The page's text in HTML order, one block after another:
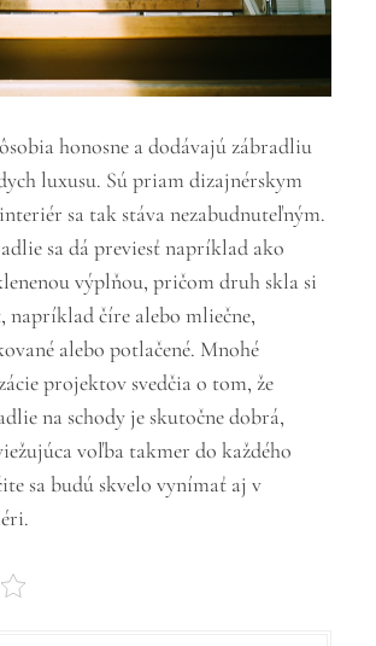
honosne a dodávajú zábradliu
luxusu. Sú priam dizajnérskym
sa tak stáva nezabudnuteľným.
sa dá previesť napríklad ako
výplňou, pričom druh skla si
napríklad číre alebo mliečne,
alebo potlačené. Mnohé
projektov svedčia o tom, že
na schody je skutočne dobrá,
voľba takmer do každého
sa budú skvelo vynímať aj v